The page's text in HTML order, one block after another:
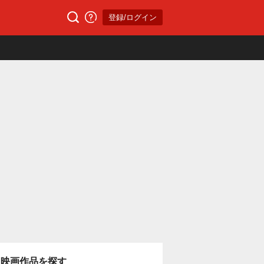
登録/ログイン
映画作品を探す